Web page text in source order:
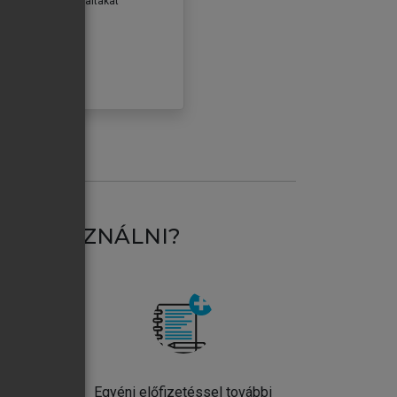
HASZNÁLNI?
Egyéni előfizetéssel további